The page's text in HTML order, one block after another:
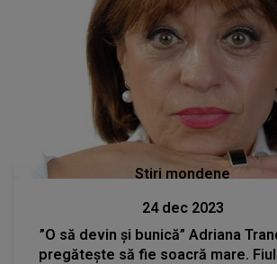
Stiri mondene
24 dec 2023
”O să devin și bunică” Adriana
pregătește să fie soacră mare.